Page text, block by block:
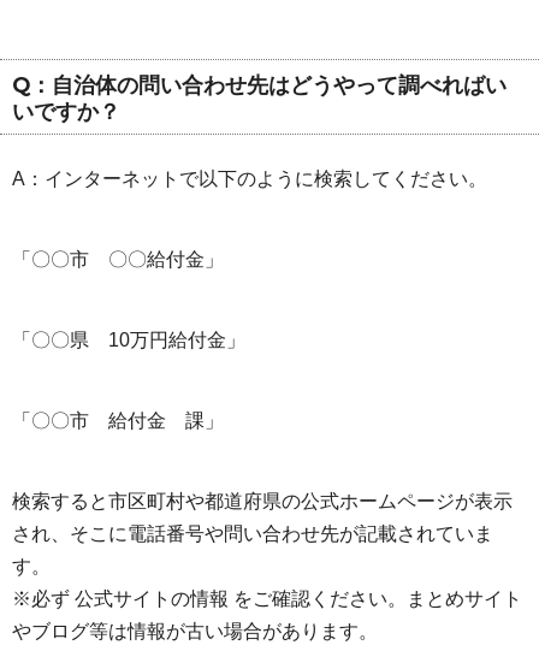
Q：自治体の問い合わせ先はどうやって調べればい
いですか？
A：インターネットで以下のように検索してください。
「〇〇市 〇〇給付金」
「〇〇県 10万円給付金」
「〇〇市 給付金 課」
検索すると市区町村や都道府県の公式ホームページが表示
され、そこに電話番号や問い合わせ先が記載されていま
す。
※必ず 公式サイトの情報 をご確認ください。まとめサイト
やブログ等は情報が古い場合があります。